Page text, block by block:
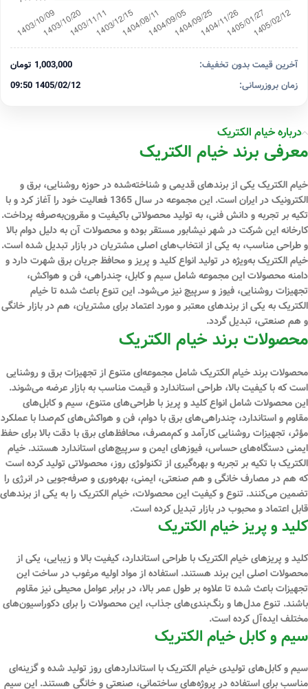
آخرین قیمت بدون تخفیف:
1,003,000 تومان
زمان بروزرسانی:
1405/02/12 09:50
درباره خیام الکتریک
معرفی برند خیام الکتریک
خیام الکتریک یکی از برندهای قدیمی و شناخته‌شده در حوزه روشنایی، برق و
الکترونیک در ایران است. این مجموعه در سال 1365 فعالیت خود را آغاز کرد و با
تکیه بر تجربه و دانش فنی، به تولید محصولاتی باکیفیت و مقرون‌به‌صرفه پرداخت.
کارخانه این شرکت در شهر نیشابور مستقر بوده و محصولات آن به دلیل دوام بالا
و طراحی مناسب، به یکی از انتخاب‌های اصلی مشتریان در بازار تبدیل شده است.
خیام الکتریک به‌ویژه در تولید انواع کلید و پریز و محافظ جریان برق شهرت دارد و
دامنه محصولات این مجموعه شامل سیم و کابل، چندراهی، فن و هواکش،
تجهیزات روشنایی، فیوز و سرپیچ نیز می‌شود. این تنوع باعث شده تا خیام
الکتریک به یکی از برندهای معتبر و مورد اعتماد برای مشتریان، هم در بازار خانگی
و هم صنعتی، تبدیل گردد.
محصولات برند خیام الکتریک
محصولات برند خیام الکتریک شامل مجموعه‌ای متنوع از تجهیزات برق و روشنایی
است که با کیفیت بالا، طراحی استاندارد و قیمت مناسب به بازار عرضه می‌شوند.
این محصولات شامل انواع کلید و پریز با طراحی‌های متنوع، سیم و کابل‌های
مقاوم و استاندارد، چندراهی‌های برق با دوام، فن و هواکش‌های کم‌صدا با عملکرد
مؤثر، تجهیزات روشنایی کارآمد و کم‌مصرف، محافظ‌های برق با دقت بالا برای حفظ
ایمنی دستگاه‌های حساس، فیوزهای ایمن و سرپیچ‌های استاندارد هستند. خیام
الکتریک با تکیه بر تجربه و بهره‌گیری از تکنولوژی روز، محصولاتی تولید کرده است
که هم در مصارف خانگی و هم صنعتی، ایمنی، بهره‌وری و صرفه‌جویی در انرژی را
تضمین می‌کنند. تنوع و کیفیت این محصولات، خیام الکتریک را به یکی از برندهای
قابل اعتماد و محبوب در بازار تبدیل کرده است.
کلید و پریز خیام الکتریک
کلید و پریزهای خیام الکتریک با طراحی استاندارد، کیفیت بالا و زیبایی، یکی از
محصولات اصلی این برند هستند. استفاده از مواد اولیه مرغوب در ساخت این
تجهیزات باعث شده تا علاوه بر طول عمر بالا، در برابر عوامل محیطی نیز مقاوم
باشند. تنوع مدل‌ها و رنگ‌بندی‌های جذاب، این محصولات را برای دکوراسیون‌های
مختلف ایده‌آل کرده است.
سیم و کابل خیام الکتریک
سیم و کابل‌های تولیدی خیام الکتریک با استانداردهای روز تولید شده و گزینه‌ای
مناسب برای استفاده در پروژه‌های ساختمانی، صنعتی و خانگی هستند. این سیم